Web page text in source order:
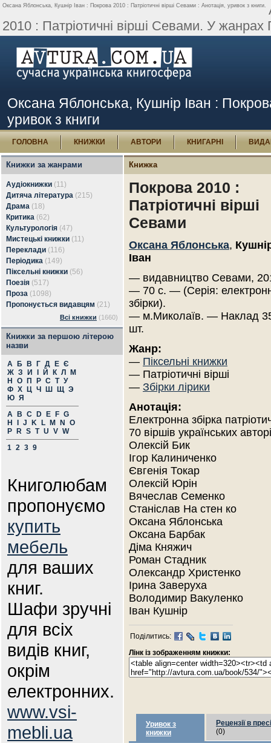
Оксана Яблонська, Кушнір Іван : Покрова 2010 : Патріотичні вірші Севами : Анотація, уривок з книги.
2010 : Патріотичні вірші Севами. У жанрах
Оксана Яблонська, Кушнір Іван :
уривок з книги
ГОЛОВНА КНИЖКИ АВТОРИ КНИГАРНІ
Книжки за жанрами
Аудіокнижки (11)
Дитяча література (215)
Драма (18)
Критика (62)
Культурологія (47)
Мистецькі книжки (11)
Переклади (116)
Періодика (149)
Піксельні книжки (56)
Поезія (517)
Проза (1098)
Пропонується видавцям (21)
Всі книжки (1660)
Книжки за першою літерою
назви
А Б В Г Д Е Є
Ж З И Й К Л
М
Н
О П Р С Т У
Ф Х Ц Ч Ш Щ Э
Ю Я
A
B C D E F G
H
J K L M N
O
P
R S T U V W
1 2 3 9
Книголюбам
пропонуємо
купить
мебель
для ваших
книг.
Шафи зручні
для всіх
видів книг,
окрім
електронних.
www.vsi-
mebli.ua
Книжка
Покрова 2010 :
Патріотичні вірші
Севами
Оксана Яблонська,
Іван
— видавництво Севами,
— 70 с. — (Серія:
збірки).
— м.Миколаїв. — Наклад
шт.
Жанр:
— Піксельні книжки
— Патріотичні вірші
— Збірки лірики
Анотація:
Електронна збірка
70 віршів українських
Олексій Бик
Ігор Калиниченко
Євгенія Токар
Олексій Юрін
Вячеслав Семенко
Станіслав На стен ко
Оксана Яблонська
Оксана Барбак
Діма Княжич
Роман Стадник
Олександр Христенко
Ірина Заверуха
Володимир Вакуленко
Іван Кушнір
Поділитись:
Лінк із зображенням книжки:
Уривок з
книжки
Рецензії в пресі
(0)